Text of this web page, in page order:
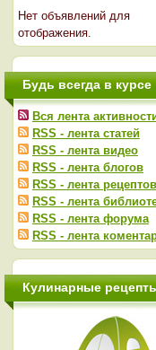
Нет объявлений для
отображения.
Будь всегда в курсе
Вся лента
RSS - лента статей
RSS - лента видео
RSS - лента блогов
RSS - лента рецептов
RSS - лента
RSS - лента форума
RSS - лента
Кулинарные